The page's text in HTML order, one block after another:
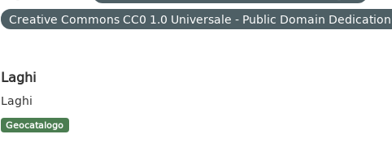
Creative Commons CC0 1.0 Universale - Public Domain
Laghi
Laghi
Geocatalogo